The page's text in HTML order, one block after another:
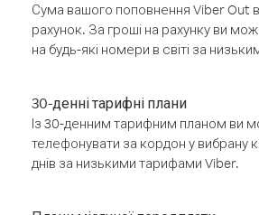
Сума вашого поповнення Viber Out
рахунок. За гроші на рахунку ви
на будь-які номери в світі за
30-денні тарифні плани
Із 30-денним тарифним планом ви
телефонувати за кордон у вибрану
днів за низькими тарифами Viber.